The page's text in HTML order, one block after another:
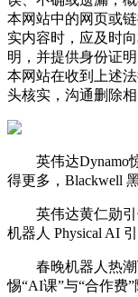
本网站中的网页或
实内容时，应及时
明，并提供身份证
本网站在收到上述
头核实，沟通删除
英伟达Dynamo惊
得更多，Blackwell
英伟达黄仁勋引
机器人 Physical AI
春晚机器人热潮
惕“AI课”与“合作费